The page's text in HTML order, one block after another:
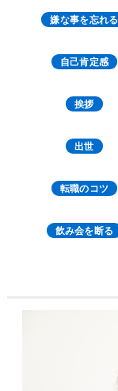
嫌な事を忘れる
自己肯定感
挨拶
出世
転職のコツ
飲み会を断る